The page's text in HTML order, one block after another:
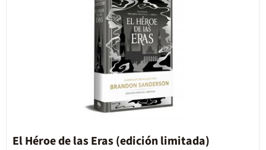
El Héroe de las Eras (edición limitada)